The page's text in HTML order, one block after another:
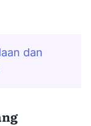
dan